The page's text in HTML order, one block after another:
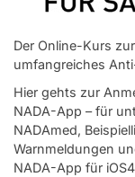
Der Online-Kurs
umfangreiches
Hier gehts zur
NADA-App – für
NADAmed,
Warnmeldungen
NADA-App für iOS4